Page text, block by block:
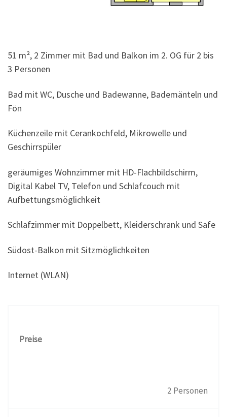
51 m², 2 Zimmer mit Bad und Balkon im 2. OG für 2 bis
3 Personen
Bad mit WC, Dusche und Badewanne, Bademänteln und
Fön
Küchenzeile mit Cerankochfeld, Mikrowelle und
Geschirrspüler
geräumiges Wohnzimmer mit HD-Flachbildschirm,
Digital Kabel TV, Telefon und Schlafcouch mit
Aufbettungsmöglichkeit
Schlafzimmer mit Doppelbett, Kleiderschrank und Safe
Südost-Balkon mit Sitzmöglichkeiten
Internet (WLAN)
Preise
2 Personen